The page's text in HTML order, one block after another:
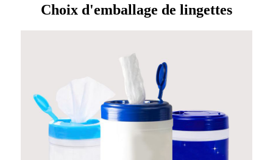
Choix d'emballage de lingettes